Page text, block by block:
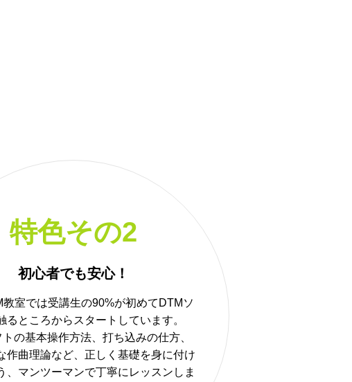
特色その2
初心者でも安心！
室では受講生の90%が初めてDTMソ
るところからスタートしています。
の基本操作方法、打ち込みの仕方、
作曲理論など、正しく基礎を身に付け
、マンツーマンで丁寧にレッスンしま